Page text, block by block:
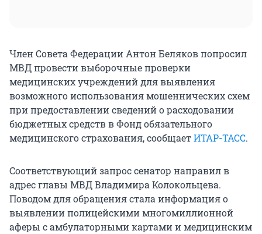
Член Совета Федерации Антон Беляков попросил
МВД провести выборочные проверки
медицинских учреждений для выявления
возможного использования мошеннических схем
при предоставлении сведений о расходовании
бюджетных средств в Фонд обязательного
медицинского страхования, сообщаетИТАР-ТАСС.
Соответствующий запрос сенатор направил в
адрес главы МВД Владимира Колокольцева.
Поводом для обращения стала информация о
выявлении полицейскими многомиллионной
аферы с амбулаторными картами и медицинским